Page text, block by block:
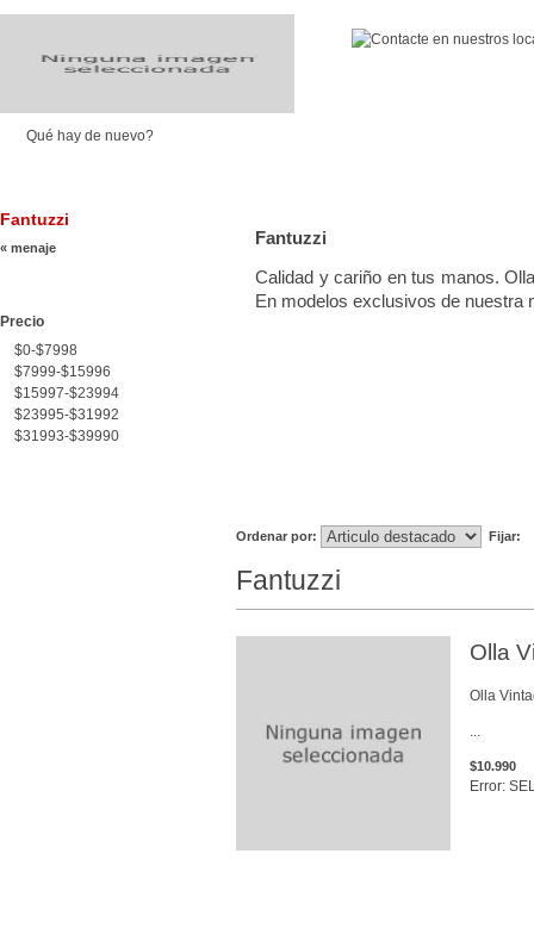
Qué hay de nuevo?
Fantuzzi
« menaje
Precio
$0-$7998
$7999-$15996
$15997-$23994
$23995-$31992
$31993-$39990
Fantuzzi
Calidad y cariño en tus manos.
En modelos exclusivos de nuestra
Ordenar por: Fijar:
Fantuzzi
Olla
Olla
...
$10.990
Error: